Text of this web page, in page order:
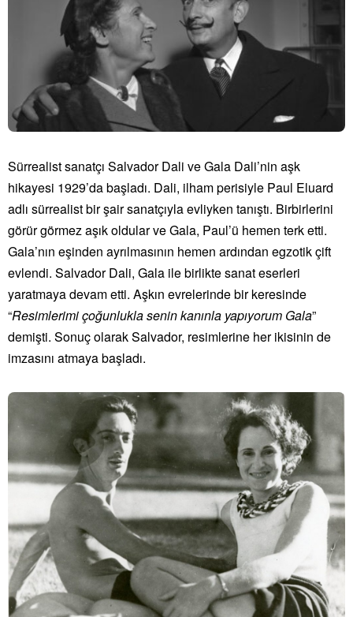
Sürrealist sanatçı Salvador Dali ve Gala Dali’nin aşk
hikayesi 1929’da başladı. Dali, ilham perisiyle Paul Eluard
adlı sürrealist bir şair sanatçıyla evliyken tanıştı. Birbirlerini
görür görmez aşık oldular ve Gala, Paul’ü hemen terk etti.
Gala’nın eşinden ayrılmasının hemen ardından egzotik çift
evlendi. Salvador Dali, Gala ile birlikte sanat eserleri
yaratmaya devam etti. Aşkın evrelerinde bir keresinde
“Resimlerimi çoğunlukla senin kanınla yapıyorum Gala”
demişti. Sonuç olarak Salvador, resimlerine her ikisinin de
imzasını atmaya başladı.